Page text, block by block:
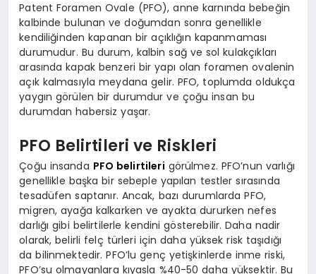
Patent Foramen Ovale (PFO), anne karnında bebeğin
kalbinde bulunan ve doğumdan sonra genellikle
kendiliğinden kapanan bir açıklığın kapanmaması
durumudur. Bu durum, kalbin sağ ve sol kulakçıkları
arasında kapak benzeri bir yapı olan foramen ovalenin
açık kalmasıyla meydana gelir. PFO, toplumda oldukça
yaygın görülen bir durumdur ve çoğu insan bu
durumdan habersiz yaşar.
PFO Belirtileri ve Riskleri
Çoğu insanda PFO belirtileri görülmez. PFO’nun varlığı
genellikle başka bir sebeple yapılan testler sırasında
tesadüfen saptanır. Ancak, bazı durumlarda PFO,
migren, ayağa kalkarken ve ayakta dururken nefes
darlığı gibi belirtilerle kendini gösterebilir. Daha nadir
olarak, belirli felç türleri için daha yüksek risk taşıdığı
da bilinmektedir. PFO’lu genç yetişkinlerde inme riski,
PFO’su olmayanlara kıyasla %40-50 daha yüksektir. Bu